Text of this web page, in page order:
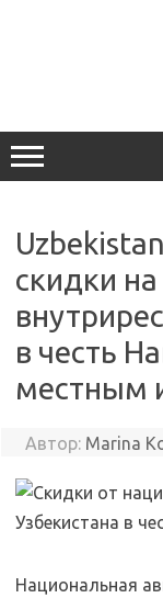
скидки на
в честь
местным
Автор: Marina
Национальная